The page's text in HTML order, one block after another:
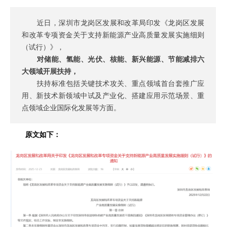
近日，深圳市龙岗区发展和改革局印发《龙岗区发展
和改革专项资金关于支持新能源产业高质量发展实施细则
（试行）》，
对储能、氢能、光伏、核能、新兴能源、节能减排六
大领域开展扶持，
扶持标准包括关键技术攻关、重点领域首台套推广应
用、新技术新领域中试及产业化、搭建应用示范场景、重
点领域企业国际化发展等方面。
原文如下：